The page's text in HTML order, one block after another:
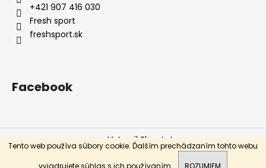
Tento web používa súbory cookie. Ďalším prechádzaním tohto webu
O
o
r
+421 907 416 030
Fresh sport
freshsport.sk
Facebook
Vytvoril Shoptet